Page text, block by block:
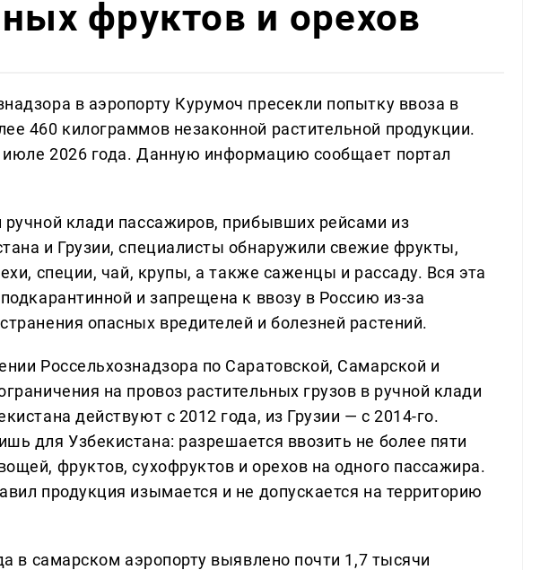
фруктов и орехов
в аэропорту Курумоч пресекли попытку ввоза в
460 килограммов незаконной растительной продукции.
2026 года. Данную информацию сообщает портал
клади пассажиров, прибывших рейсами из
и Грузии, специалисты обнаружили свежие фрукты,
специи, чай, крупы, а также саженцы и рассаду. Вся эта
и запрещена к ввозу в Россию из-за
опасных вредителей и болезней растений.
Россельхознадзора по Саратовской, Самарской и
на провоз растительных грузов в ручной клади
действуют с 2012 года, из Грузии — с 2014-го.
для Узбекистана: разрешается ввозить не более пяти
фруктов, сухофруктов и орехов на одного пассажира.
продукция изымается и не допускается на территорию
в самарском аэропорту выявлено почти 1,7 тысячи